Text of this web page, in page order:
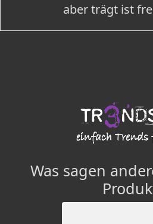
aber trägt ist
Was sagen